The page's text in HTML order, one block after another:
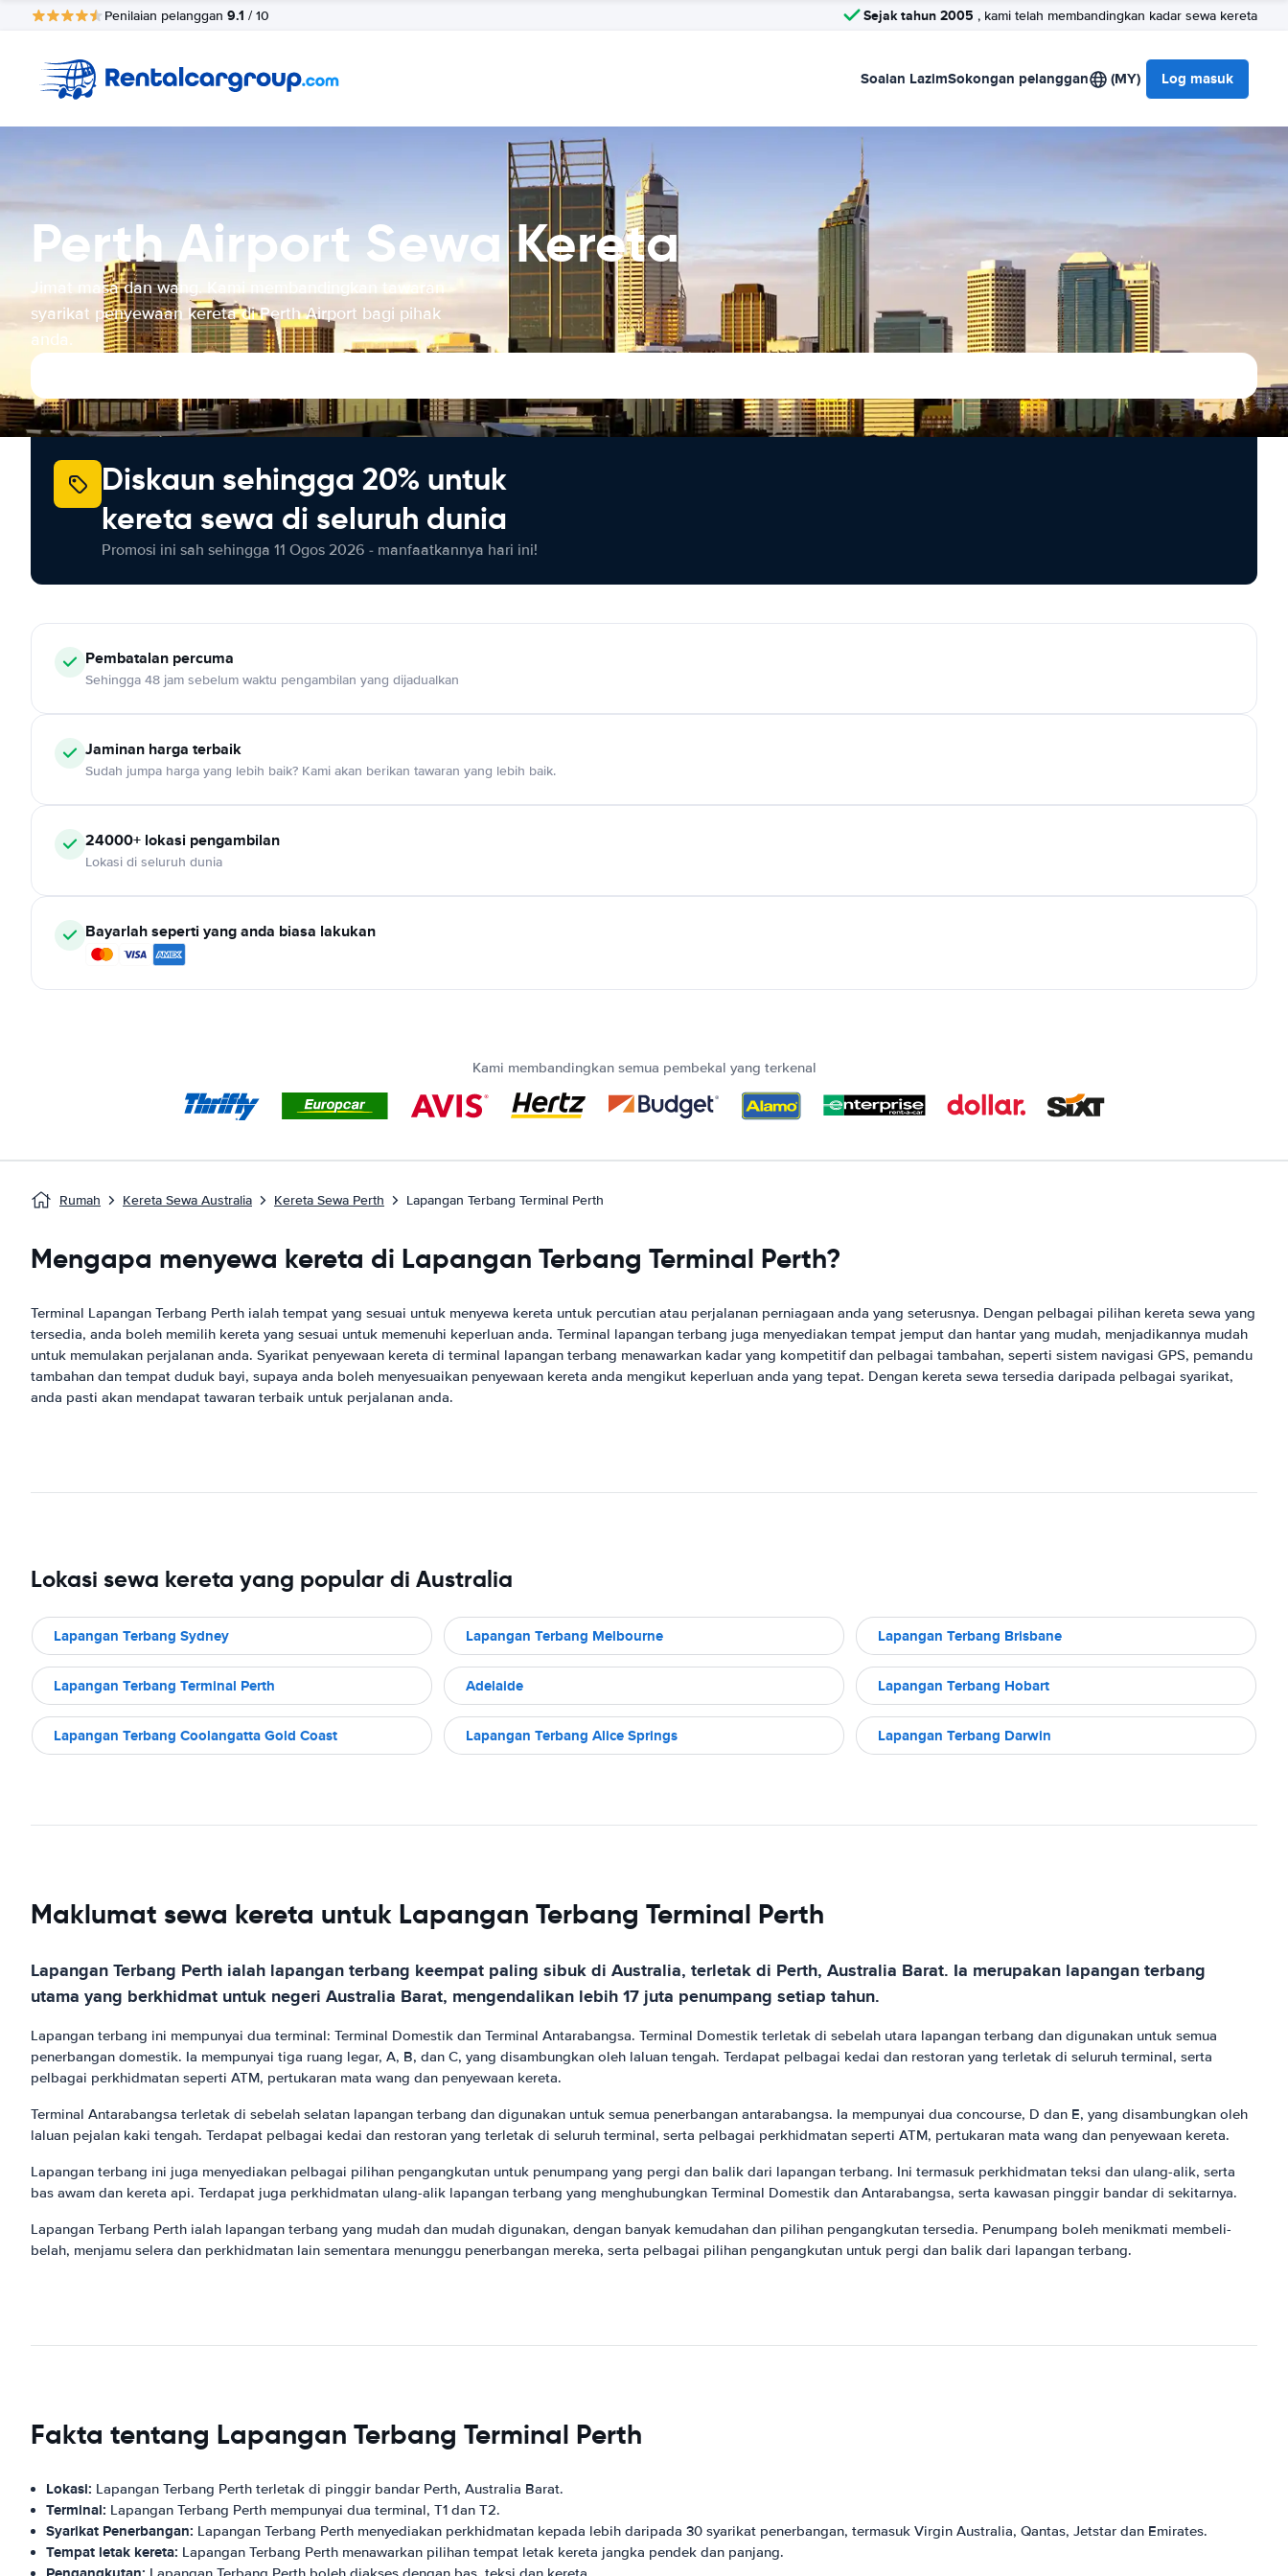
Penilaian pelanggan 9.1 / 10 Sejak tahun 2005 , kami telah membandingkan kadar sewa kereta
Soalan LazimSokongan pelanggan (MY) Log masuk
Perth Airport Sewa Kereta
Jimat masa dan wang. Kami membandingkan tawaran
syarikat penyewaan kereta di Perth Airport bagi pihak
anda.
Diskaun sehingga 20% untuk
kereta sewa di seluruh dunia
Promosi ini sah sehingga 11 Ogos 2026 - manfaatkannya hari ini!
Pembatalan percuma
Sehingga 48 jam sebelum waktu pengambilan yang dijadualkan
Jaminan harga terbaik
Sudah jumpa harga yang lebih baik? Kami akan berikan tawaran yang lebih baik.
24000+ lokasi pengambilan
Lokasi di seluruh dunia
Bayarlah seperti yang anda biasa lakukan
Kami membandingkan semua pembekal yang terkenal
Rumah Kereta Sewa Australia Kereta Sewa Perth Lapangan Terbang Terminal Perth
Mengapa menyewa kereta di Lapangan Terbang Terminal Perth?
Terminal Lapangan Terbang Perth ialah tempat yang sesuai untuk menyewa kereta untuk percutian atau perjalanan perniagaan anda yang seterusnya. Dengan pelbagai pilihan kereta sewa yang
tersedia, anda boleh memilih kereta yang sesuai untuk memenuhi keperluan anda. Terminal lapangan terbang juga menyediakan tempat jemput dan hantar yang mudah, menjadikannya mudah
untuk memulakan perjalanan anda. Syarikat penyewaan kereta di terminal lapangan terbang menawarkan kadar yang kompetitif dan pelbagai tambahan, seperti sistem navigasi GPS, pemandu
tambahan dan tempat duduk bayi, supaya anda boleh menyesuaikan penyewaan kereta anda mengikut keperluan anda yang tepat. Dengan kereta sewa tersedia daripada pelbagai syarikat,
anda pasti akan mendapat tawaran terbaik untuk perjalanan anda.
Lokasi sewa kereta yang popular di Australia
Lapangan Terbang Sydney Lapangan Terbang Melbourne Lapangan Terbang Brisbane
Lapangan Terbang Terminal Perth Adelaide Lapangan Terbang Hobart
Lapangan Terbang Coolangatta Gold Coast Lapangan Terbang Alice Springs Lapangan Terbang Darwin
Maklumat sewa kereta untuk Lapangan Terbang Terminal Perth
Lapangan Terbang Perth ialah lapangan terbang keempat paling sibuk di Australia, terletak di Perth, Australia Barat. Ia merupakan lapangan terbang
utama yang berkhidmat untuk negeri Australia Barat, mengendalikan lebih 17 juta penumpang setiap tahun.
Lapangan terbang ini mempunyai dua terminal: Terminal Domestik dan Terminal Antarabangsa. Terminal Domestik terletak di sebelah utara lapangan terbang dan digunakan untuk semua
penerbangan domestik. Ia mempunyai tiga ruang legar, A, B, dan C, yang disambungkan oleh laluan tengah. Terdapat pelbagai kedai dan restoran yang terletak di seluruh terminal, serta
pelbagai perkhidmatan seperti ATM, pertukaran mata wang dan penyewaan kereta.
Terminal Antarabangsa terletak di sebelah selatan lapangan terbang dan digunakan untuk semua penerbangan antarabangsa. Ia mempunyai dua concourse, D dan E, yang disambungkan oleh
laluan pejalan kaki tengah. Terdapat pelbagai kedai dan restoran yang terletak di seluruh terminal, serta pelbagai perkhidmatan seperti ATM, pertukaran mata wang dan penyewaan kereta.
Lapangan terbang ini juga menyediakan pelbagai pilihan pengangkutan untuk penumpang yang pergi dan balik dari lapangan terbang. Ini termasuk perkhidmatan teksi dan ulang-alik, serta
bas awam dan kereta api. Terdapat juga perkhidmatan ulang-alik lapangan terbang yang menghubungkan Terminal Domestik dan Antarabangsa, serta kawasan pinggir bandar di sekitarnya.
Lapangan Terbang Perth ialah lapangan terbang yang mudah dan mudah digunakan, dengan banyak kemudahan dan pilihan pengangkutan tersedia. Penumpang boleh menikmati membeli-
belah, menjamu selera dan perkhidmatan lain sementara menunggu penerbangan mereka, serta pelbagai pilihan pengangkutan untuk pergi dan balik dari lapangan terbang.
Fakta tentang Lapangan Terbang Terminal Perth
Lokasi: Lapangan Terbang Perth terletak di pinggir bandar Perth, Australia Barat.
Terminal: Lapangan Terbang Perth mempunyai dua terminal, T1 dan T2.
Syarikat Penerbangan: Lapangan Terbang Perth menyediakan perkhidmatan kepada lebih daripada 30 syarikat penerbangan, termasuk Virgin Australia, Qantas, Jetstar dan Emirates.
Tempat letak kereta: Lapangan Terbang Perth menawarkan pilihan tempat letak kereta jangka pendek dan panjang.